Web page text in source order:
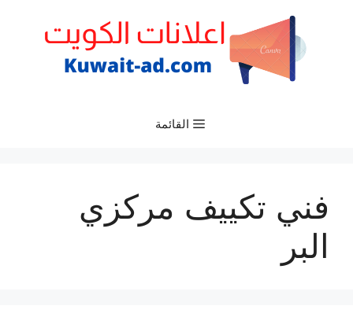
القائمة
فني تكييف مركزي
البر